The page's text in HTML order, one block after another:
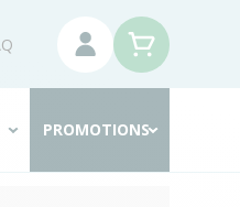
PROMOTIONS